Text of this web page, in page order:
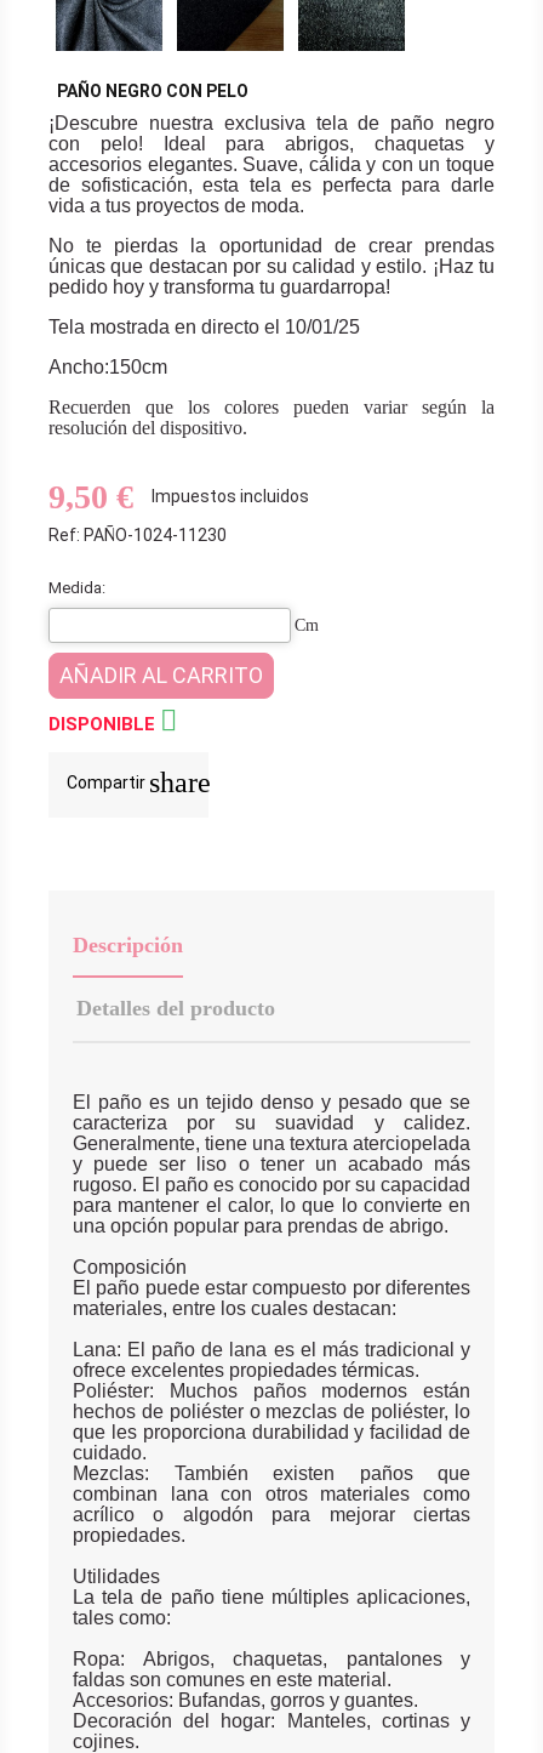
PAÑO NEGRO CON PELO
¡Descubre nuestra exclusiva tela de paño negro
con pelo! Ideal para abrigos, chaquetas y
accesorios elegantes. Suave, cálida y con un toque
de sofisticación, esta tela es perfecta para darle
vida a tus proyectos de moda.
No te pierdas la oportunidad de crear prendas
únicas que destacan por su calidad y estilo. ¡Haz tu
pedido hoy y transforma tu guardarropa!
Tela mostrada en directo el 10/01/25
Ancho:150cm
Recuerden que los colores pueden variar según la
resolución del dispositivo.
9,50 €
Impuestos incluidos
Ref: PAÑO-1024-11230
Medida:
Cm
AÑADIR AL CARRITO
DISPONIBLE 
Compartir share
Descripción
Detalles del producto
El paño es un tejido denso y pesado que se
caracteriza por su suavidad y calidez.
Generalmente, tiene una textura aterciopelada
y puede ser liso o tener un acabado más
rugoso. El paño es conocido por su capacidad
para mantener el calor, lo que lo convierte en
una opción popular para prendas de abrigo.
Composición
El paño puede estar compuesto por diferentes
materiales, entre los cuales destacan:
Lana: El paño de lana es el más tradicional y
ofrece excelentes propiedades térmicas.
Poliéster: Muchos paños modernos están
hechos de poliéster o mezclas de poliéster, lo
que les proporciona durabilidad y facilidad de
cuidado.
Mezclas: También existen paños que
combinan lana con otros materiales como
acrílico o algodón para mejorar ciertas
propiedades.
Utilidades
La tela de paño tiene múltiples aplicaciones,
tales como:
Ropa: Abrigos, chaquetas, pantalones y
faldas son comunes en este material.
Accesorios: Bufandas, gorros y guantes.
Decoración del hogar: Manteles, cortinas y
cojines.